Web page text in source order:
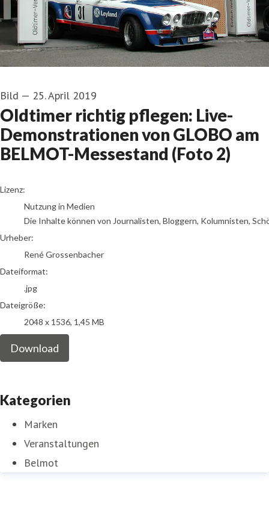
Bild — 25. April 2019
Oldtimer richtig pflegen: Live-
Demonstrationen von GLOBO am
BELMOT-Messestand (Foto 2)
René Grossenbacher
Lizenz:
Nutzung in Medien
Die Inhalte können von Journalisten, Bloggern, Kolumnisten,
Urheber:
René Grossenbacher
Dateiformat:
.jpg
Dateigröße:
2048 x 1536, 1,45 MB
Download
Kategorien
Marken
Veranstaltungen
Belmot